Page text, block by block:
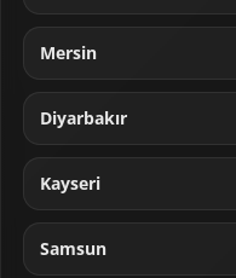
Mersin
Diyarbakır
Kayseri
Samsun